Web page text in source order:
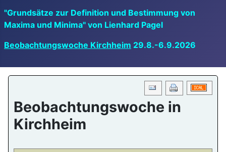
"Grundsätze zur Definition und Bestimmung von
Maxima und Minima" von Lienhard Pagel
Beobachtungswoche Kirchheim 29.8.-6.9.2026
Beobachtungswoche in
Kirchheim